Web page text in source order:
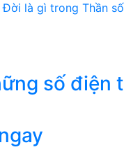
là gì trong Thần
số điện